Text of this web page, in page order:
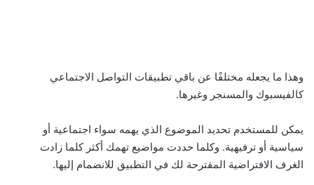
وهذا ما يجعله مختلفًا عن باقي تطبيقات التواصل الاجتماعي
كالفيسبوك والمسنجر وغيرها.
يمكن للمستخدم تحديد الموضوع الذي يهمه سواء اجتماعية أو
سياسية أو ترفيهية. وكلما حددت مواضيع تهمك أكثر كلما زادت
الغرف الافتراضية المقترحة لك في التطبيق للانضمام إليها.